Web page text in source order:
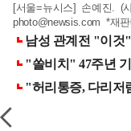
[서울=뉴시스] 손예진. (
photo@newsis.com *재